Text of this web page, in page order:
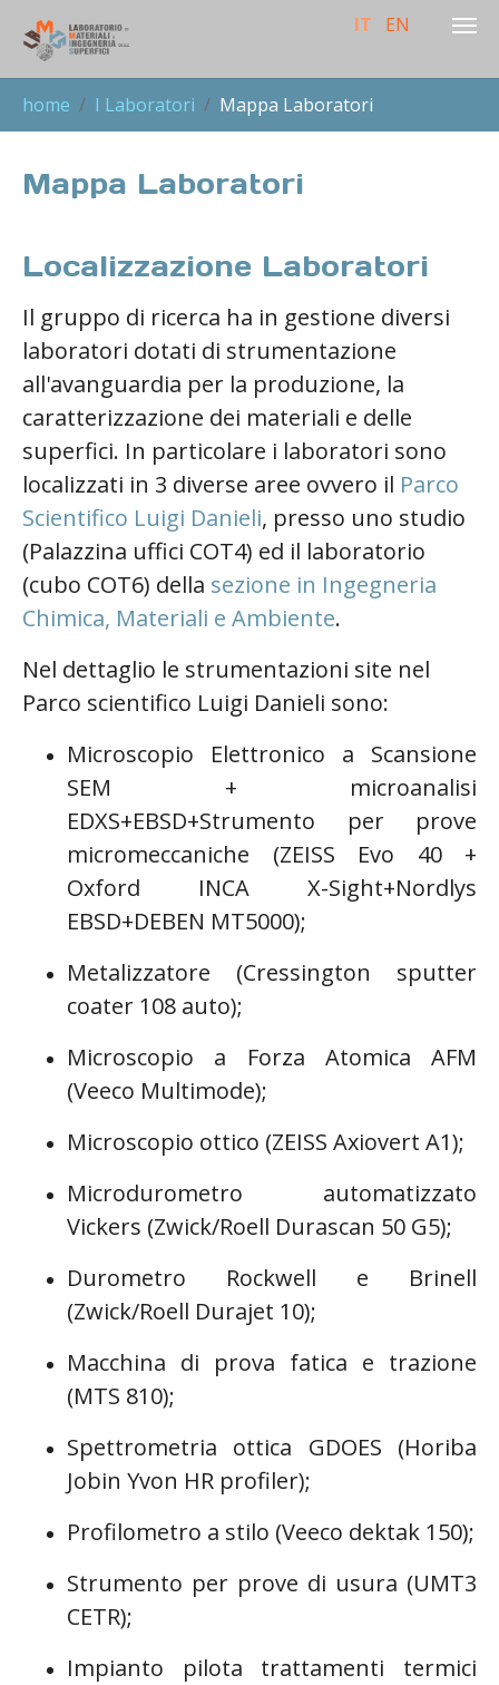
IT EN
home I Laboratori Mappa Laboratori
Mappa Laboratori
Localizzazione Laboratori
Il gruppo di ricerca ha in gestione diversi
laboratori dotati di strumentazione
all'avanguardia per la produzione, la
caratterizzazione dei materiali e delle
superfici. In particolare i laboratori sono
localizzati in 3 diverse aree ovvero il Parco
Scientifico Luigi Danieli, presso uno studio
(Palazzina uffici COT4) ed il laboratorio
(cubo COT6) della sezione in Ingegneria
Chimica, Materiali e Ambiente.
Nel dettaglio le strumentazioni site nel
Parco scientifico Luigi Danieli sono:
Microscopio Elettronico a Scansione
SEM + microanalisi
EDXS+EBSD+Strumento per prove
micromeccaniche (ZEISS Evo 40 +
Oxford INCA X-Sight+Nordlys
EBSD+DEBEN MT5000);
Metalizzatore (Cressington sputter
coater 108 auto);
Microscopio a Forza Atomica AFM
(Veeco Multimode);
Microscopio ottico (ZEISS Axiovert A1);
Microdurometro automatizzato
Vickers (Zwick/Roell Durascan 50 G5);
Durometro Rockwell e Brinell
(Zwick/Roell Durajet 10);
Macchina di prova fatica e trazione
(MTS 810);
Spettrometria ottica GDOES (Horiba
Jobin Yvon HR profiler);
Profilometro a stilo (Veeco dektak 150);
Strumento per prove di usura (UMT3
CETR);
Impianto pilota trattamenti termici